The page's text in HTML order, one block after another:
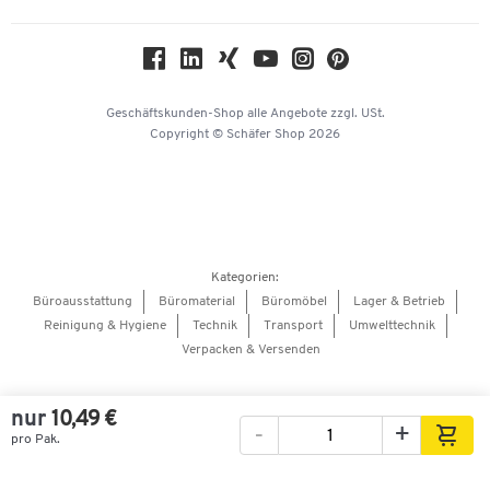
nur 10,49 €
pro Pak. - +
360°-Ansicht
KinderHerz Zukunftsfonds
Barrierefreiheitserklärung
Onlinebewerbung Lieferant
Geschäftskunden-Shop alle Angebote zzgl. USt.
Copyright © Schäfer Shop 2026
Kategorien:
Büroausstattung
Büromaterial Büromöbel
Lager & Betrieb
Reinigung & Hygiene
Technik Transport
Umwelttechnik
Verpacken & Versenden